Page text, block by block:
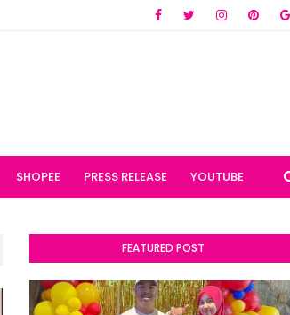
SHOPEE PRESS RELEASE YOUTUBE
FEATURED POST